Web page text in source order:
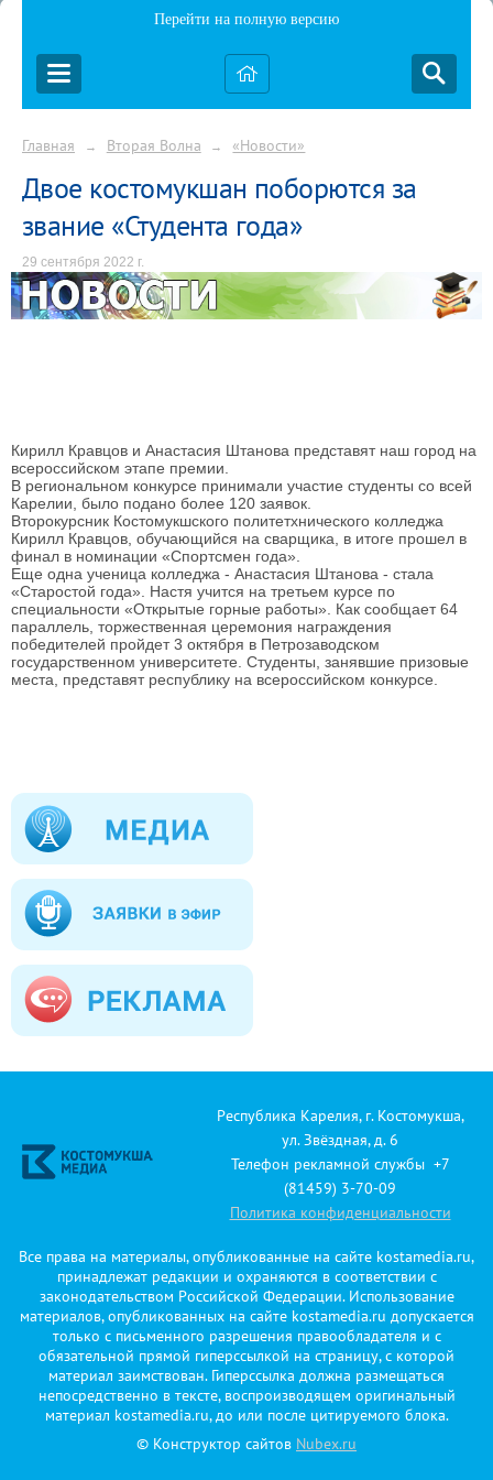
Перейти на полную версию
Главная → Вторая Волна → «Новости»
Двое костомукшан поборются за
звание «Студента года»
29 сентября 2022 г.
Кирилл Кравцов и Анастасия Штанова представят наш город на
всероссийском этапе премии.
В региональном конкурсе принимали участие студенты со всей
Карелии, было подано более 120 заявок.
Второкурсник Костомукшского политетхнического колледжа
Кирилл Кравцов, обучающийся на сварщика, в итоге прошел в
финал в номинации «Спортсмен года».
Еще одна ученица колледжа - Анастасия Штанова - стала
«Старостой года». Настя учится на третьем курсе по
специальности «Открытые горные работы». Как сообщает 64
параллель, торжественная церемония награждения
победителей пройдет 3 октября в Петрозаводском
государственном университете. Студенты, занявшие призовые
места, представят республику на всероссийском конкурсе.
Республика Карелия, г. Костомукша,
ул. Звёздная, д. 6
Телефон рекламной службы +7
(81459) 3-70-09
Политика конфиденциальности
Все права на материалы, опубликованные на сайте kostamedia.ru,
принадлежат редакции и охраняются в соответствии с
законодательством Российской Федерации. Использование
материалов, опубликованных на сайте kostamedia.ru допускается
только с письменного разрешения правообладателя и с
обязательной прямой гиперссылкой на страницу, с которой
материал заимствован. Гиперссылка должна размещаться
непосредственно в тексте, воспроизводящем оригинальный
материал kostamedia.ru, до или после цитируемого блока.
© Конструктор сайтов Nubex.ru